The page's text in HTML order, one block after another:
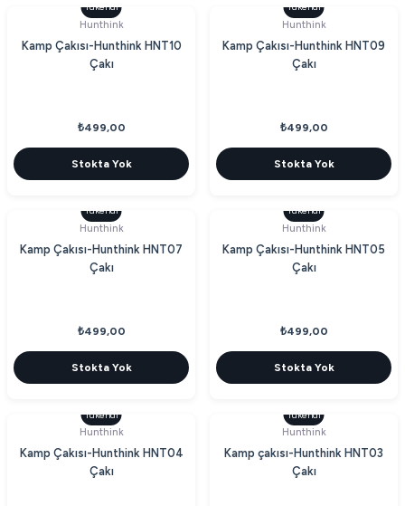
Tükendi
Hunthink
Kamp Çakısı-Hunthink HNT10
Çakı
₺499,00
Stokta Yok
Tükendi
Hunthink
Kamp Çakısı-Hunthink HNT09
Çakı
₺499,00
Stokta Yok
Tükendi
Hunthink
Kamp Çakısı-Hunthink HNT07
Çakı
₺499,00
Stokta Yok
Tükendi
Hunthink
Kamp Çakısı-Hunthink HNT05
Çakı
₺499,00
Stokta Yok
Tükendi
Hunthink
Kamp Çakısı-Hunthink HNT04
Çakı
Tükendi
Hunthink
Kamp çakısı-Hunthink HNT03
Çakı